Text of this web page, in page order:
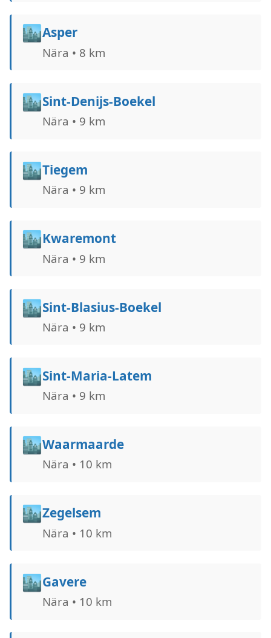
🏙️Asper
Nära • 8 km
🏙️Sint-Denijs-Boekel
Nära • 9 km
🏙️Tiegem
Nära • 9 km
🏙️Kwaremont
Nära • 9 km
🏙️Sint-Blasius-Boekel
Nära • 9 km
🏙️Sint-Maria-Latem
Nära • 9 km
🏙️Waarmaarde
Nära • 10 km
🏙️Zegelsem
Nära • 10 km
🏙️Gavere
Nära • 10 km